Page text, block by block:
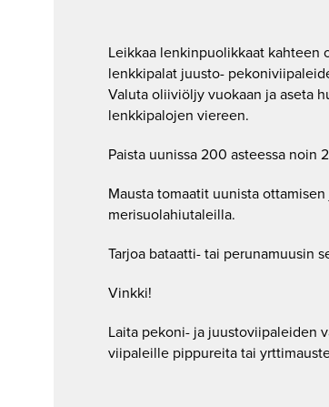
Leikkaa lenkinpuolikkaat kahteen
lenkkipalat juusto-
Valuta oliiviöljy vuokaan ja aseta
lenkkipalojen viereen.
Paista uunissa 200 asteessa noin
Mausta tomaatit uunista
merisuolahiutaleilla.
Tarjoa bataatti- tai perunamuusin
Vinkki!
Laita pekoni- ja juustoviipaleiden
viipaleille pippureita tai